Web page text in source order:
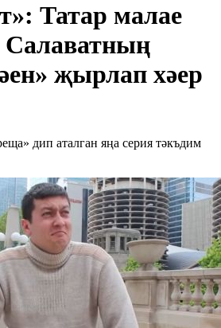
Татар малае
җырлап хәер
дип аталган яңа серия тәкъдим